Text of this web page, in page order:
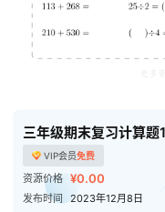
三年级期末复习计算
VIP会员免费
资源价格 ¥0.00
发布时间 2023年12月8日